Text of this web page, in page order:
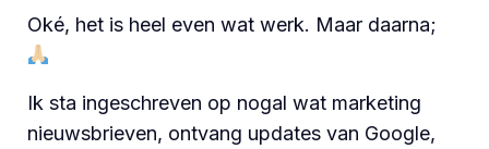
Oké, het is heel even wat werk. Maar daarna;
Ik sta ingeschreven op nogal wat marketing
nieuwsbrieven, ontvang updates van Google,